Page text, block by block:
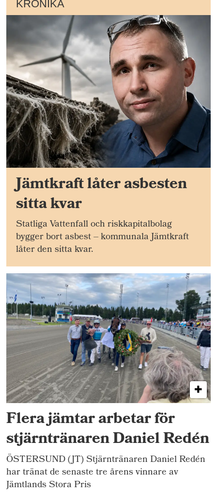
KRÖNIKA
Jämtkraft låter asbesten
sitta kvar
Statliga Vattenfall och riskkapitalbolag
bygger bort asbest – kommunala Jämtkraft
låter den sitta kvar.
Flera jämtar arbetar för
stjärntränaren Daniel Redén
ÖSTERSUND (JT) Stjärntränaren Daniel Redén
har tränat de senaste tre årens vinnare av
Jämtlands Stora Pris